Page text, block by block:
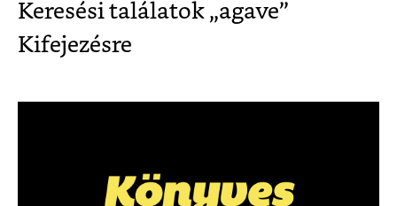
Keresési találatok „agave”
Kifejezésre